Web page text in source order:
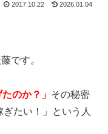
2017.10.22 2026.01.04
です。
のか？」 その秘密
たい！」という人